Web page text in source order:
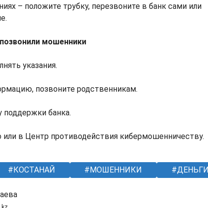
– положите трубку, перезвоните в банк сами или
мошенники
указания.
позвоните родственникам.
поддержки банка.
в Центр противодействия кибермошенничеству.
КОСТАНАЙ МОШЕННИКИ ДЕНЬГИ